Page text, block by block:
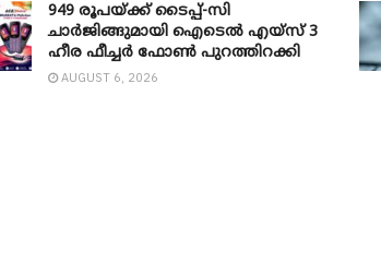
949 രൂപയ്ക്ക് ടൈപ്പ്-സി
ചാർജിങ്ങുമായി ഐടെൽ എയ്സ് 3
ഹീര ഫീച്ചർ ഫോൺ പുറത്തിറക്കി
AUGUST 6, 2026